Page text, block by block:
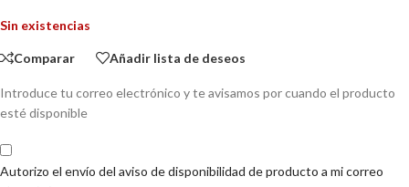
Sin existencias
Comparar Añadir lista de deseos
Introduce tu correo electrónico y te avisamos por cuando el producto
esté disponible
Autorizo el envío del aviso de disponibilidad de producto a mi correo